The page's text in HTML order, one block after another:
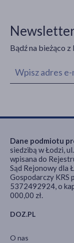
Bądź na bieżąco z
DOZ.PL
O nas
Dane podmiotu
siedzibą w Łodzi,
wpisana do
Sąd Rejonowy dla
Gospodarczy KRS
5372492924, o
000,00 zł.